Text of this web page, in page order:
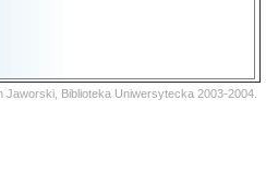
Jaworski, Biblioteka Uniwersytecka 2003-2004.